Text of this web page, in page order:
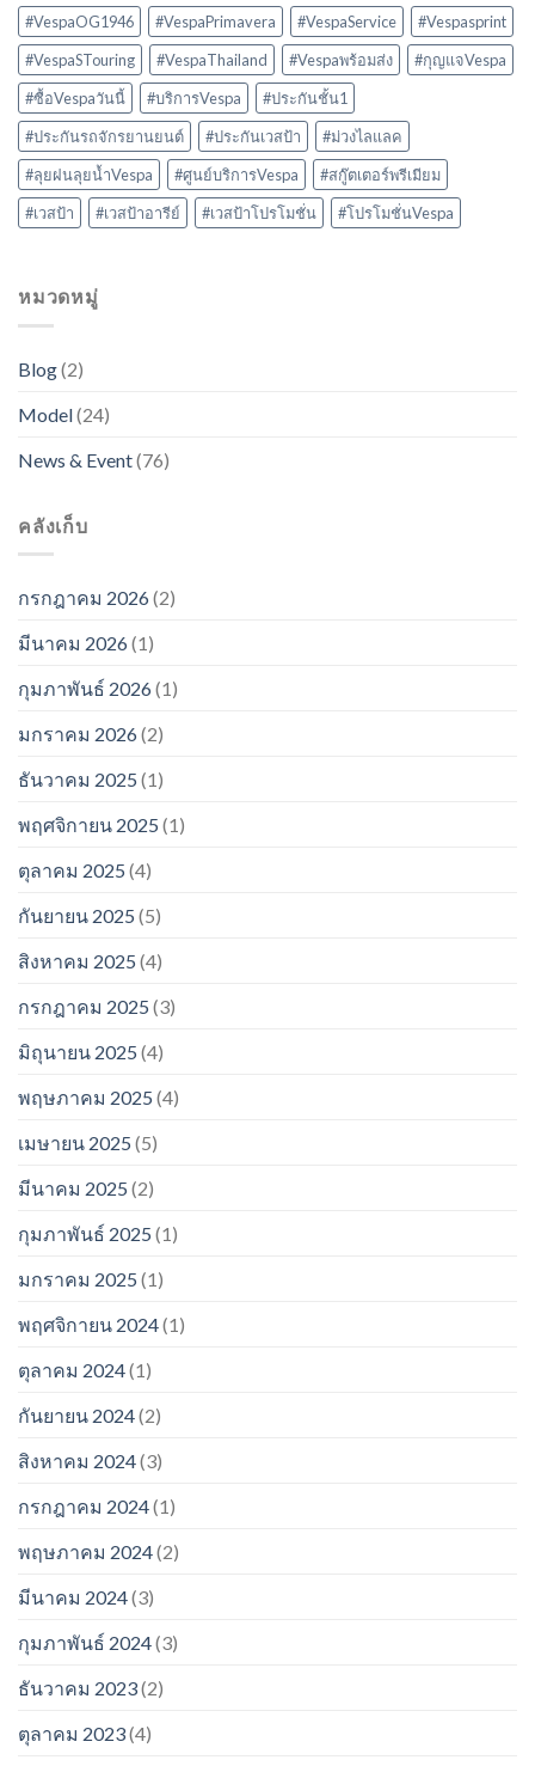
#VespaOG1946 #VespaPrimavera #VespaService
#Vespasprint
#VespaSTouring
#VespaThailand #Vespaพร้อมส่ง
#กุญแจVespa
#ซื้อVespaวันนี้
#บริการVespa
#ประกันชั้น1
#ประกันรถจักรยานยนต์
#ประกันเวสป้า
#ม่วงไลแลค
#ลุยฝนลุยน้ำVespa
#ศูนย์บริการVespa
#สกู๊ตเตอร์พรีเมียม
#เวสป้า
#เวสป้าอารีย์ #เวสป้าโปรโมชั่น #โปรโมชั่นVespa
หมวดหมู่
Blog(2)
Model(24)
News & Event(76)
คลังเก็บ
กรกฎาคม 2026(2)
มีนาคม 2026(1)
กุมภาพันธ์ 2026(1)
มกราคม 2026(2)
ธันวาคม 2025 (1)
พฤศจิกายน 2025 (1)
ตุลาคม 2025 (4)
กันยายน 2025 (5)
สิงหาคม 2025 (4)
กรกฎาคม 2025 (3)
มิถุนายน 2025 (4)
พฤษภาคม 2025 (4)
เมษายน 2025 (5)
มีนาคม 2025 (2)
กุมภาพันธ์ 2025 (1)
มกราคม 2025 (1)
พฤศจิกายน 2024(1)
ตุลาคม 2024(1)
กันยายน 2024(2)
สิงหาคม 2024(3)
กรกฎาคม 2024(1)
พฤษภาคม 2024(2)
มีนาคม 2024(3)
กุมภาพันธ์ 2024(3)
ธันวาคม 2023(2)
ตุลาคม 2023(4)